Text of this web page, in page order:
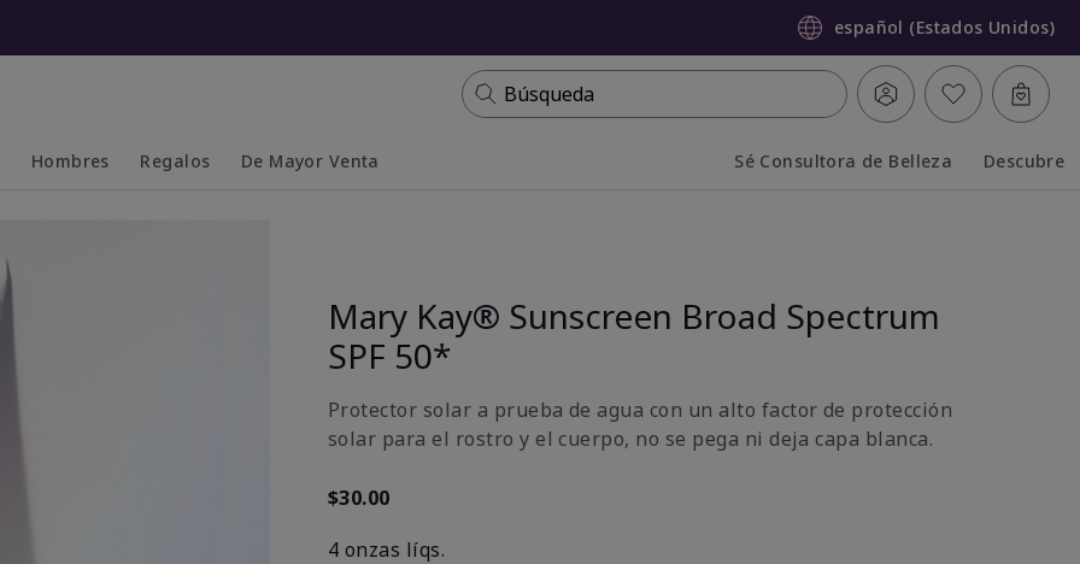
español (Estados Unidos)
Búsqueda
Hombres Regalos De Mayor Venta Sé Consultora de Belleza Descubre
Mary Kay® Sunscreen Broad Spectrum
SPF 50*
Protector solar a prueba de agua con un alto factor de protección
solar para el rostro y el cuerpo, no se pega ni deja capa blanca.
$30.00
4 onzas líqs.